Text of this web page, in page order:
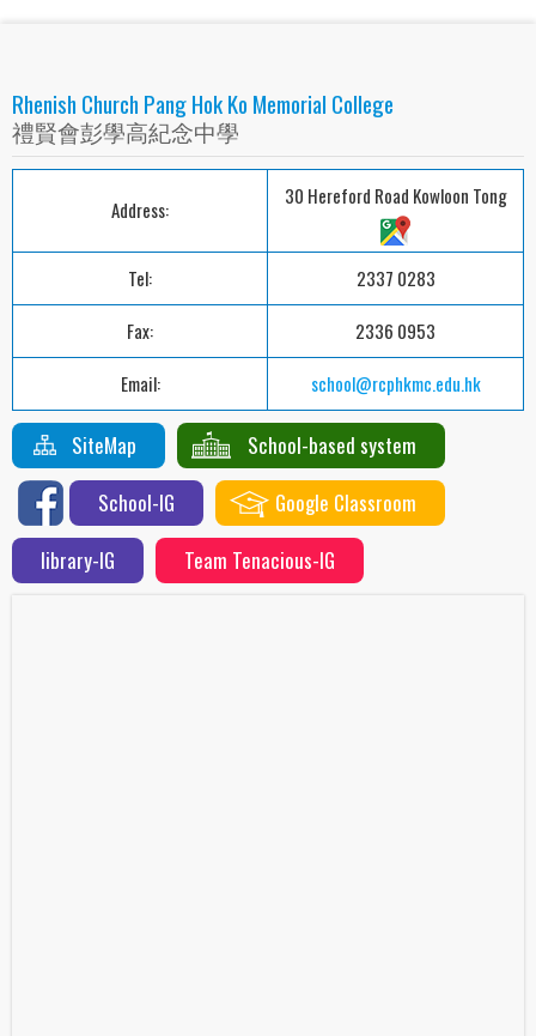
Rhenish Church Pang Hok Ko Memorial College
禮賢會彭學高紀念中學
Address:
30 Hereford Road Kowloon Tong
Tel:
2337 0283
Fax:
2336 0953
Email:
school@rcphkmc.edu.hk
SiteMap
School-based system
School-IG
Google Classroom
library-IG
Team Tenacious-IG